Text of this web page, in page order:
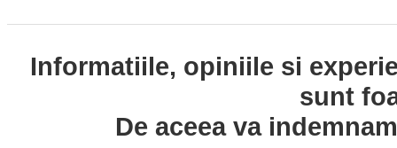
Informatiile, opiniile si
sunt
De aceea va